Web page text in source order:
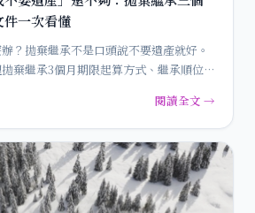
件一次看懂
？拋棄繼承不是口頭說不要遺產就好。
棄繼承3個月期限起算方式、繼承順位接
閱讀全文 →